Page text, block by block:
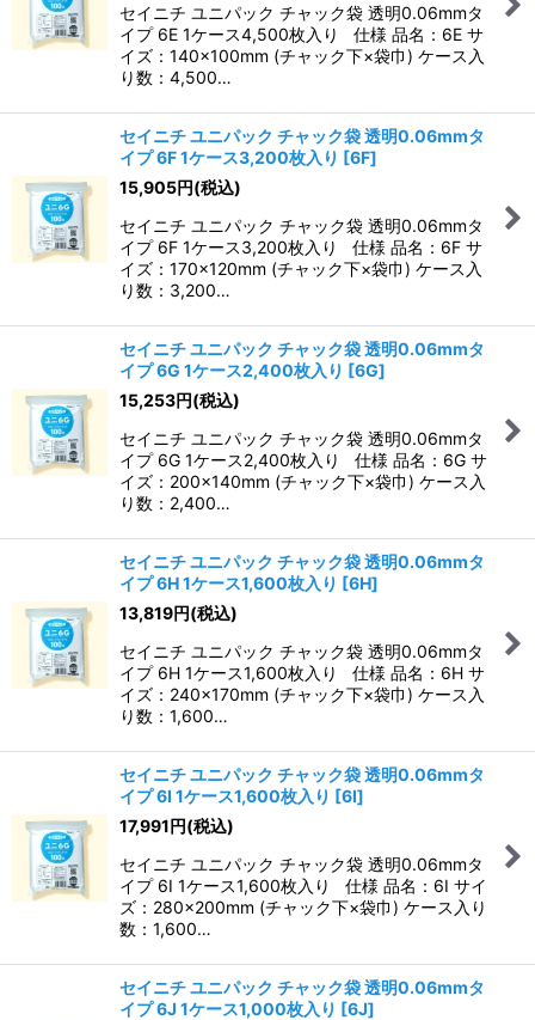
セイニチ ユニパック チャック袋 透明0.06mmタ
イプ 6E 1ケース4,500枚入り 仕様 品名：6E サ
イズ：140×100mm (チャック下×袋巾) ケース入
り数：4,500…
セイニチ ユニパック チャック袋 透明0.06mmタ
イプ 6F 1ケース3,200枚入り [6F]
15,905円(税込)
セイニチ ユニパック チャック袋 透明0.06mmタ
イプ 6F 1ケース3,200枚入り 仕様 品名：6F サ
イズ：170×120mm (チャック下×袋巾) ケース入
り数：3,200…
セイニチ ユニパック チャック袋 透明0.06mmタ
イプ 6G 1ケース2,400枚入り [6G]
15,253円(税込)
セイニチ ユニパック チャック袋 透明0.06mmタ
イプ 6G 1ケース2,400枚入り 仕様 品名：6G サ
イズ：200×140mm (チャック下×袋巾) ケース入
り数：2,400…
セイニチ ユニパック チャック袋 透明0.06mmタ
イプ 6H 1ケース1,600枚入り [6H]
13,819円(税込)
セイニチ ユニパック チャック袋 透明0.06mmタ
イプ 6H 1ケース1,600枚入り 仕様 品名：6H サ
イズ：240×170mm (チャック下×袋巾) ケース入
り数：1,600…
セイニチ ユニパック チャック袋 透明0.06mmタ
イプ 6I 1ケース1,600枚入り [6I]
17,991円(税込)
セイニチ ユニパック チャック袋 透明0.06mmタ
イプ 6I 1ケース1,600枚入り 仕様 品名：6I サイ
ズ：280×200mm (チャック下×袋巾) ケース入り
数：1,600…
セイニチ ユニパック チャック袋 透明0.06mmタ
イプ 6J 1ケース1,000枚入り [6J]